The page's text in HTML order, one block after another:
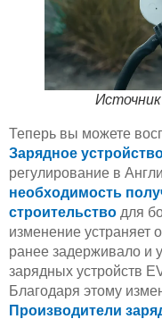
Теперь вы можете
Зарядное
регулирование в
необходимость
строительство для
изменение устраняет
ранее задерживало и
зарядных устройств
Благодаря этому
Производители